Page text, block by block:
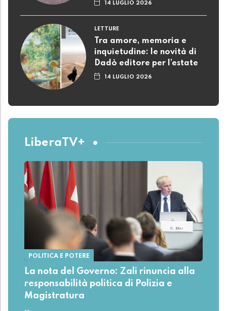
14 LUGLIO 2026
LETTURE
Tra amore, memoria e
inquietudine: le novità di
Dadò editore per l’estate
14 LUGLIO 2026
LiberaTV+
POLITICA E POTERE
La nota del Governo: Zali rinuncia alla
responsabilità politica di Polizia e
Magistratura